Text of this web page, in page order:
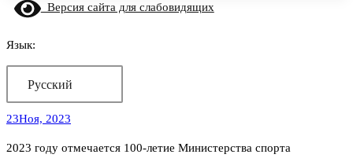
Версия сайта для слабовидящих
Язык:
Русский
23Ноя, 2023
2023 году отмечается 100-летие Министерства спорта